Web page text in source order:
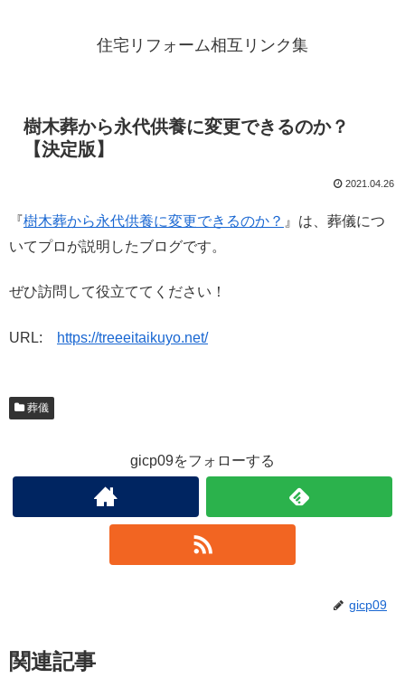
住宅リフォーム相互リンク集
樹木葬から永代供養に変更できるのか？
【決定版】
2021.04.26
『樹木葬から永代供養に変更できるのか？ 』は、葬儀につ
いてプロが説明したブログです。
ぜひ訪問して役立ててください！
URL: https://treeeitaikuyo.net/
葬儀
gicp09をフォローする
gicp09
関連記事